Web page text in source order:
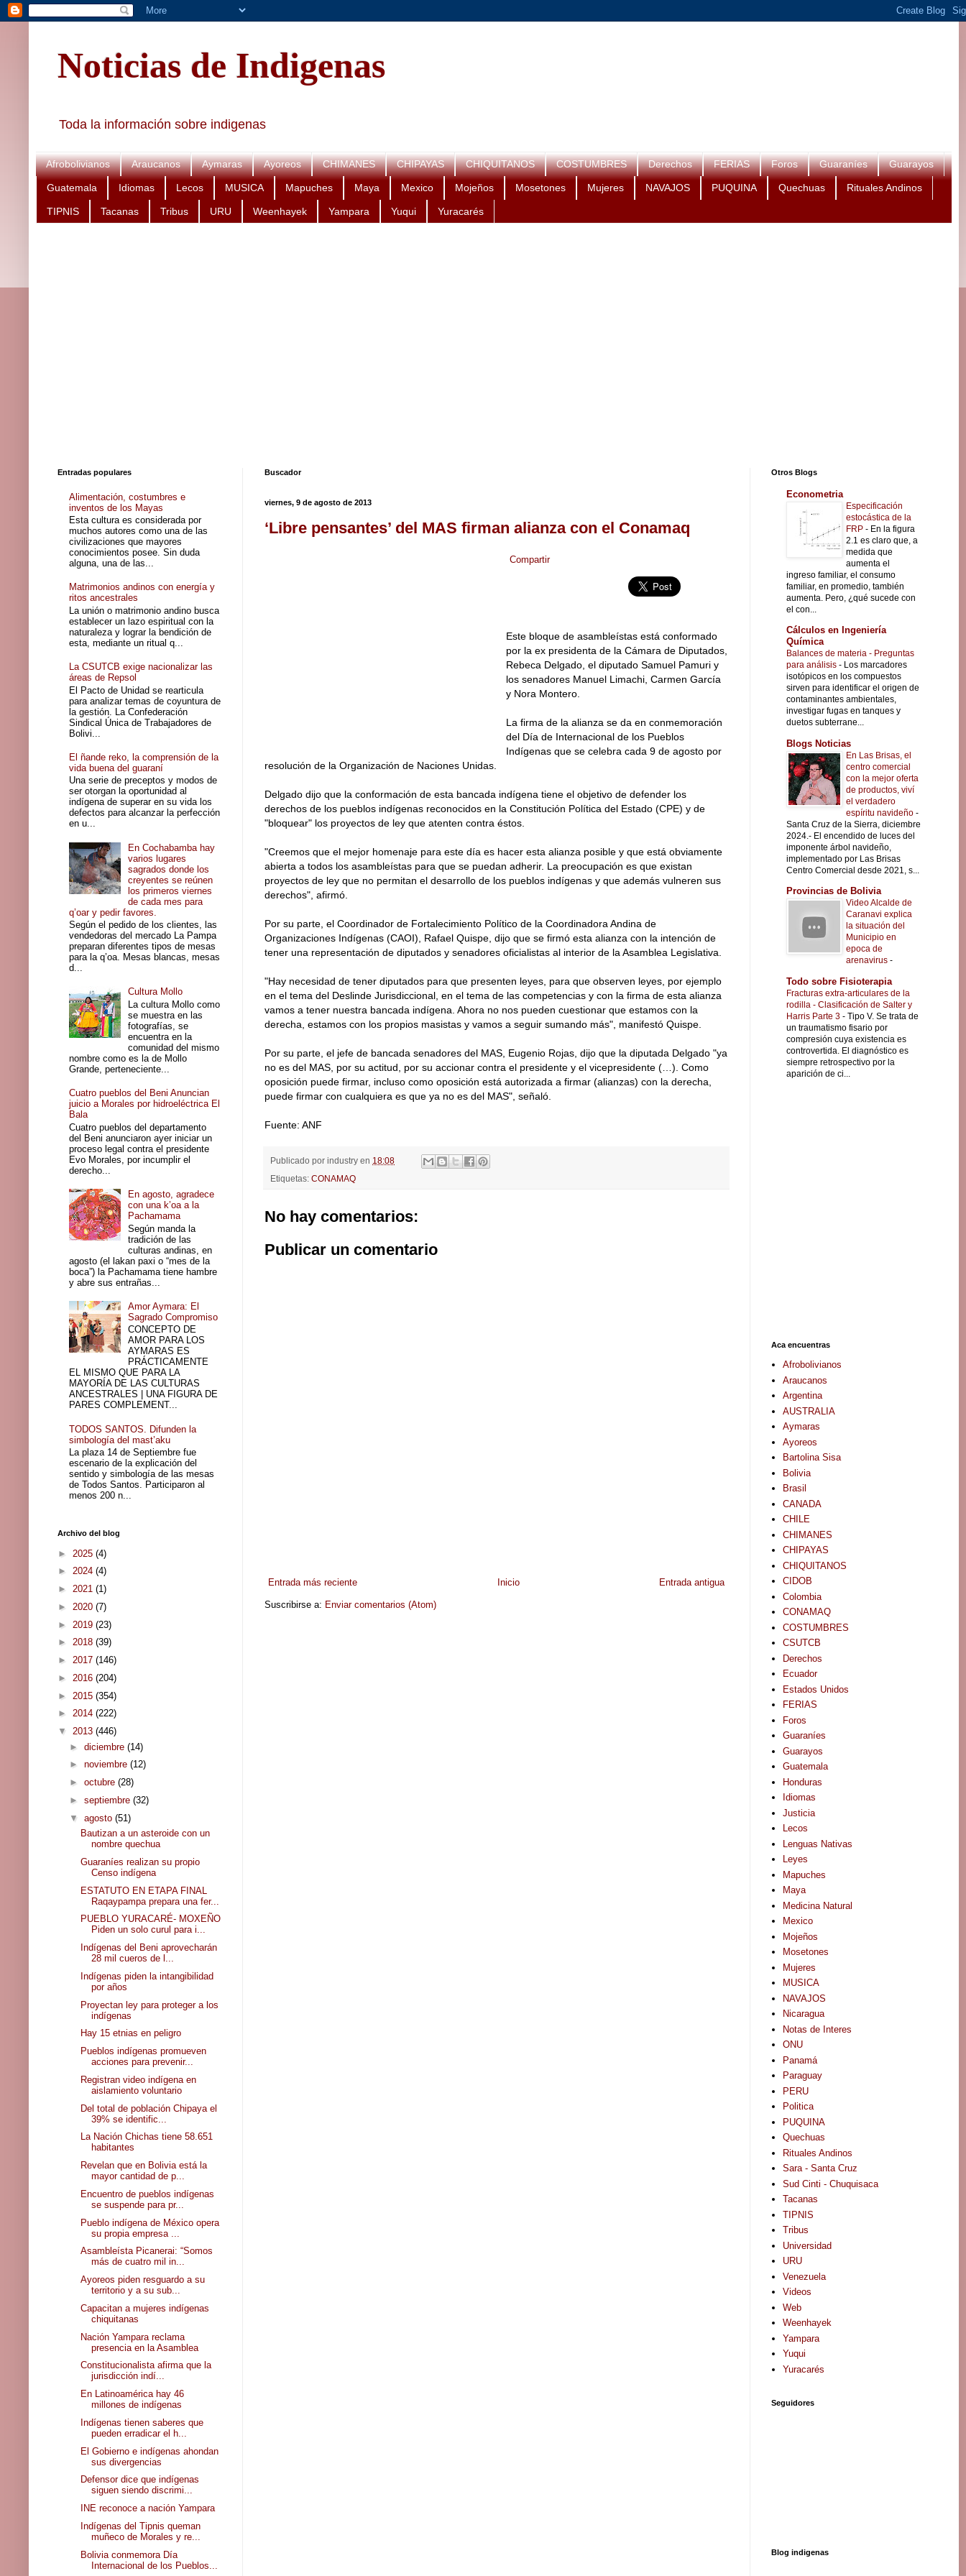
Noticias de Indigenas
Toda la información sobre indigenas
Afrobolivianos Araucanos Aymaras Ayoreos CHIMANES CHIPAYAS CHIQUITANOS COSTUMBRES Derechos FERIAS Foros Guaraníes Guarayos
Guatemala Idiomas Lecos MUSICA Mapuches Maya Mexico Mojeños Mosetones Mujeres NAVAJOS PUQUINA Quechuas Rituales Andinos
TIPNIS Tacanas Tribus URU Weenhayek Yampara Yuqui Yuracarés
Buscador
viernes, 9 de agosto de 2013
‘Libre pensantes’ del MAS firman alianza con el Conamaq
Compartir
Este bloque de asambleístas está conformado
por la ex presidenta de la Cámara de Diputados,
Rebeca Delgado, el diputado Samuel Pamuri y
los senadores Manuel Limachi, Carmen García
y Nora Montero.
La firma de la alianza se da en conmemoración
del Día de Internacional de los Pueblos
Indígenas que se celebra cada 9 de agosto por
resolución de la Organización de Naciones Unidas.
Delgado dijo que la conformación de esta bancada indígena tiene el objetivo de defender los
derechos de los pueblos indígenas reconocidos en la Constitución Política del Estado (CPE) y de
"bloquear" los proyectos de ley que atenten contra éstos.
"Creemos que el mejor homenaje para este día es hacer esta alianza posible y que está obviamente
abierta a todos los asambleístas para que se puedan adherir. La preocupación es que existan
proyectos de ley que no permitan el desarrollo de los pueblos indígenas y que además vulneren sus
derechos", afirmó.
Por su parte, el Coordinador de Fortalecimiento Político de la Coordinadora Andina de
Organizaciones Indígenas (CAOI), Rafael Quispe, dijo que se firmó esta alianza con la intención de
tener una representación de diputados y senadores oficialistas al interior de la Asamblea Legislativa.
"Hay necesidad de tener diputados para que presenten leyes, para que observen leyes, por ejemplo
en el tema del Deslinde Jurisdiccional, en el tema de las competencias y con la firma de esta alianza
vamos a tener nuestra bancada indígena. Ahora no nos pueden cuestionar que estamos con la
derecha, estamos con los propios masistas y vamos a seguir sumando más", manifestó Quispe.
Por su parte, el jefe de bancada senadores del MAS, Eugenio Rojas, dijo que la diputada Delgado "ya
no es del MAS, por su actitud, por su accionar contra el presidente y el vicepresidente (…). Como
oposición puede firmar, incluso como oposición está autorizada a firmar (alianzas) con la derecha,
puede firmar con cualquiera es que ya no es del MAS", señaló.
Fuente: ANF
Publicado por industry en 18:08
Etiquetas: CONAMAQ
No hay comentarios:
Publicar un comentario
Entrada más reciente Entrada antigua
Inicio
Suscribirse a: Enviar comentarios (Atom)
Entradas populares
Alimentación, costumbres e
inventos de los Mayas
Esta cultura es considerada por
muchos autores como una de las
civilizaciones que mayores
conocimientos posee. Sin duda
alguna, una de las...
Matrimonios andinos con energía y
ritos ancestrales
La unión o matrimonio andino busca
establecer un lazo espiritual con la
naturaleza y lograr la bendición de
esta, mediante un ritual q...
La CSUTCB exige nacionalizar las
áreas de Repsol
El Pacto de Unidad se rearticula
para analizar temas de coyuntura de
la gestión. La Confederación
Sindical Única de Trabajadores de
Bolivi...
El ñande reko, la comprensión de la
vida buena del guaraní
Una serie de preceptos y modos de
ser otorgan la oportunidad al
indígena de superar en su vida los
defectos para alcanzar la perfección
en u...
En Cochabamba hay
varios lugares
sagrados donde los
creyentes se reúnen
los primeros viernes
de cada mes para
q’oar y pedir favores.
Según el pedido de los clientes, las
vendedoras del mercado La Pampa
preparan diferentes tipos de mesas
para la q’oa. Mesas blancas, mesas
d...
Cultura Mollo
La cultura Mollo como
se muestra en las
fotografías, se
encuentra en la
comunidad del mismo
nombre como es la de Mollo
Grande, perteneciente...
Cuatro pueblos del Beni Anuncian
juicio a Morales por hidroeléctrica El
Bala
Cuatro pueblos del departamento
del Beni anunciaron ayer iniciar un
proceso legal contra el presidente
Evo Morales, por incumplir el
derecho...
En agosto, agradece
con una k’oa a la
Pachamama
Según manda la
tradición de las
culturas andinas, en
agosto (el lakan paxi o “mes de la
boca”) la Pachamama tiene hambre
y abre sus entrañas...
Amor Aymara: El
Sagrado Compromiso
CONCEPTO DE
AMOR PARA LOS
AYMARAS ES
PRÁCTICAMENTE
EL MISMO QUE PARA LA
MAYORÍA DE LAS CULTURAS
ANCESTRALES | UNA FIGURA DE
PARES COMPLEMENT...
TODOS SANTOS. Difunden la
simbología del mast’aku
La plaza 14 de Septiembre fue
escenario de la explicación del
sentido y simbología de las mesas
de Todos Santos. Participaron al
menos 200 n...
Archivo del blog
► 2025 (4)
► 2024 (4)
► 2021 (1)
► 2020 (7)
► 2019 (23)
► 2018 (39)
► 2017 (146)
► 2016 (204)
► 2015 (354)
► 2014 (222)
▼ 2013 (446)
► diciembre (14)
► noviembre (12)
► octubre (28)
► septiembre (32)
▼ agosto (51)
Bautizan a un asteroide con un
nombre quechua
Guaraníes realizan su propio
Censo indígena
ESTATUTO EN ETAPA FINAL
Raqaypampa prepara una fer...
PUEBLO YURACARÉ- MOXEÑO
Piden un solo curul para i...
Indígenas del Beni aprovecharán
28 mil cueros de l...
Indígenas piden la intangibilidad
por años
Proyectan ley para proteger a los
indígenas
Hay 15 etnias en peligro
Pueblos indígenas promueven
acciones para prevenir...
Registran video indígena en
aislamiento voluntario
Del total de población Chipaya el
39% se identific...
La Nación Chichas tiene 58.651
habitantes
Revelan que en Bolivia está la
mayor cantidad de p...
Encuentro de pueblos indígenas
se suspende para pr...
Pueblo indígena de México opera
su propia empresa ...
Asambleísta Picanerai: “Somos
más de cuatro mil in...
Ayoreos piden resguardo a su
territorio y a su sub...
Capacitan a mujeres indígenas
chiquitanas
Nación Yampara reclama
presencia en la Asamblea
Constitucionalista afirma que la
jurisdicción indí...
En Latinoamérica hay 46
millones de indígenas
Indígenas tienen saberes que
pueden erradicar el h...
El Gobierno e indígenas ahondan
sus divergencias
Defensor dice que indígenas
siguen siendo discrimi...
INE reconoce a nación Yampara
Indígenas del Tipnis queman
muñeco de Morales y re...
Bolivia conmemora Día
Internacional de los Pueblos...
Otros Blogs
Econometria
Especificación
estocástica de la
FRP - En la figura
2.1 es claro que, a
medida que
aumenta el
ingreso familiar, el consumo
familiar, en promedio, también
aumenta. Pero, ¿qué sucede con
el con...
Cálculos en Ingeniería
Química
Balances de materia - Preguntas
para análisis - Los marcadores
isotópicos en los compuestos
sirven para identificar el origen de
contaminantes ambientales,
investigar fugas en tanques y
duetos subterrane...
Blogs Noticias
En Las Brisas, el
centro comercial
con la mejor oferta
de productos, viví
el verdadero
espíritu navideño -
Santa Cruz de la Sierra, diciembre
2024.- El encendido de luces del
imponente árbol navideño,
implementado por Las Brisas
Centro Comercial desde 2021, s...
Provincias de Bolivia
Video Alcalde de
Caranavi explica
la situación del
Municipio en
epoca de
arenavirus -
Todo sobre Fisioterapia
Fracturas extra-articulares de la
rodilla - Clasificación de Salter y
Harris Parte 3 - Tipo V. Se trata de
un traumatismo fisario por
compresión cuya existencia es
controvertida. El diagnóstico es
siempre retrospectivo por la
aparición de ci...
Aca encuentras
Afrobolivianos
Araucanos
Argentina
AUSTRALIA
Aymaras
Ayoreos
Bartolina Sisa
Bolivia
Brasil
CANADA
CHILE
CHIMANES
CHIPAYAS
CHIQUITANOS
CIDOB
Colombia
CONAMAQ
COSTUMBRES
CSUTCB
Derechos
Ecuador
Estados Unidos
FERIAS
Foros
Guaraníes
Guarayos
Guatemala
Honduras
Idiomas
Justicia
Lecos
Lenguas Nativas
Leyes
Mapuches
Maya
Medicina Natural
Mexico
Mojeños
Mosetones
Mujeres
MUSICA
NAVAJOS
Nicaragua
Notas de Interes
ONU
Panamá
Paraguay
PERU
Politica
PUQUINA
Quechuas
Rituales Andinos
Sara - Santa Cruz
Sud Cinti - Chuquisaca
Tacanas
TIPNIS
Tribus
Universidad
URU
Venezuela
Videos
Web
Weenhayek
Yampara
Yuqui
Yuracarés
Seguidores
Blog indigenas